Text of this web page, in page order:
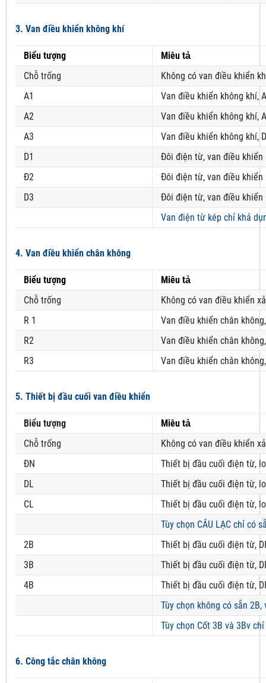
3. Van điều khiển không khí
Biểu tượng
Miêu tả
Chỗ trống
Không có van điều khiển
A1
Van điều khiển không khí,
A2
Van điều khiển không khí,
A3
Van điều khiển không khí,
D1
Đôi điện từ, van điều khiển
Đ2
Đôi điện từ, van điều khiển
D3
Đôi điện từ, van điều khiển
Van điện từ kép chỉ khả
4. Van điều khiển chân không
Biểu tượng
Miêu tả
Chỗ trống
Không có van điều khiển
R 1
Van điều khiển chân
R2
Van điều khiển chân
R3
Van điều khiển chân
5. Thiết bị đầu cuối van điều khiển
Biểu tượng
Miêu tả
Chỗ trống
Không có van điều khiển
ĐN
Thiết bị đầu cuối điện từ,
DL
Thiết bị đầu cuối điện từ,
CL
Thiết bị đầu cuối điện từ,
Tùy chọn CÂU LẠC chỉ có
2B
Thiết bị đầu cuối điện từ,
3B
Thiết bị đầu cuối điện từ,
4B
Thiết bị đầu cuối điện từ,
Tùy chọn không có sẵn
Tùy chọn Cốt 3B và 3Bv
6. Công tắc chân không